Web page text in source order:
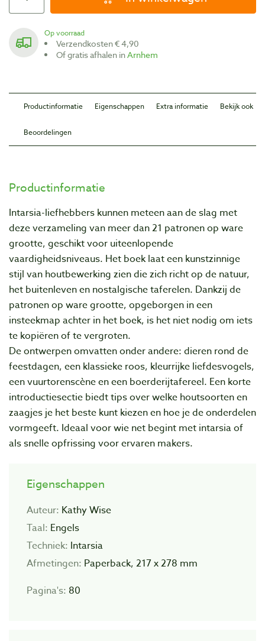
Op voorraad
Verzendkosten € 4,90
Of gratis afhalen inArnhem
Productinformatie Eigenschappen Extra informatie Bekijk ook
Beoordelingen
Productinformatie
Intarsia-liefhebbers kunnen meteen aan de slag met
deze verzameling van meer dan 21 patronen op ware
grootte, geschikt voor uiteenlopende
vaardigheidsniveaus. Het boek laat een kunstzinnige
stijl van houtbewerking zien die zich richt op de natuur,
het buitenleven en nostalgische taferelen. Dankzij de
patronen op ware grootte, opgeborgen in een
insteekmap achter in het boek, is het niet nodig om iets
te kopiëren of te vergroten.
De ontwerpen omvatten onder andere: dieren rond de
feestdagen, een klassieke roos, kleurrijke liefdesvogels,
een vuurtorenscène en een boerderijtafereel. Een korte
introductiesectie biedt tips over welke houtsoorten en
zaagjes je het beste kunt kiezen en hoe je de onderdelen
vormgeeft. Ideaal voor wie net begint met intarsia of
als snelle opfrissing voor ervaren makers.
Eigenschappen
Auteur: Kathy Wise
Taal: Engels
Techniek: Intarsia
Afmetingen: Paperback, 217 x 278 mm
Pagina's: 80